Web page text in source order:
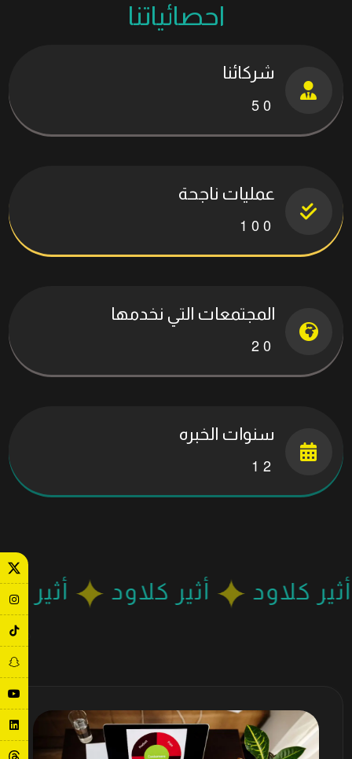
احصائياتنا
شركائنا
50
عمليات ناجحة
10 0
المجتمعات التي نخدمها
20
سنوات الخبره
1 2
أثير كلاود أثير كلاود
خدماتنا